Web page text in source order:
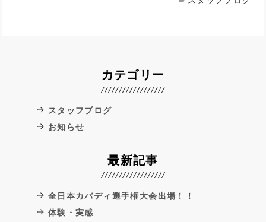
カテゴリー
スタッフブログ
お知らせ
最新記事
全日本カバディ選手権大会出場！！
体験・実感